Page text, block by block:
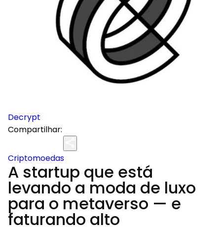
Decrypt
Compartilhar:
Criptomoedas
A startup que está
levando a moda de luxo
para o metaverso — e
faturando alto